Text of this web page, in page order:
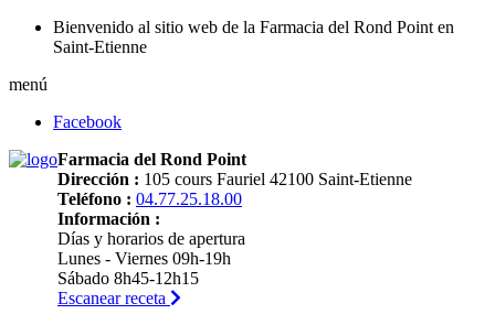
Bienvenido al sitio web de la Farmacia del Rond Point en
Saint-Etienne
menú
Facebook
Farmacia del Rond Point
Dirección : 105 cours Fauriel 42100 Saint-Etienne
Teléfono : 04.77.25.18.00
Información :
Días y horarios de apertura
Lunes - Viernes 09h-19h
Sábado 8h45-12h15
Escanear receta